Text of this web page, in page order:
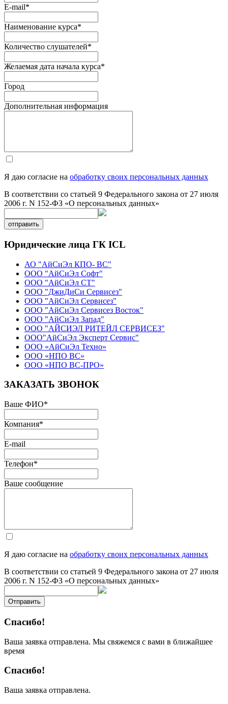
E-mail*
Наименование курса*
Количество слушателей*
Желаемая дата начала курса*
Город
Дополнительная информация
Я даю согласие на обработку своих персональных данных
В соответствии со статьей 9 Федерального закона от 27 июля
2006 г. N 152-ФЗ «О персональных данных»
отправить
Юридические лица ГК ICL
АО "АйСиЭл КПО- ВС"
ООО "АйСиЭл Софт"
ООО "АйСиЭл СТ"
ООО "ДжиДиСи Сервисез"
ООО "АйСиЭл Сервисез"
ООО "АйСиЭл Сервисез Восток"
ООО "АйСиЭл Запад"
ООО "АЙСИЭЛ РИТЕЙЛ СЕРВИСЕЗ"
ООО"АйСиЭл Эксперт Сервис"
ООО «АйСиЭл Техно»
ООО «НПО ВС»
ООО «НПО ВС-ПРО»
ЗАКАЗАТЬ ЗВОНОК
Ваше ФИО*
Компания*
E-mail
Телефон*
Ваше сообщение
Я даю согласие на обработку своих персональных данных
В соответствии со статьей 9 Федерального закона от 27 июля
2006 г. N 152-ФЗ «О персональных данных»
Отправить
Спасибо!
Ваша заявка отправлена. Мы свяжемся с вами в ближайшее
время
Спасибо!
Ваша заявка отправлена.